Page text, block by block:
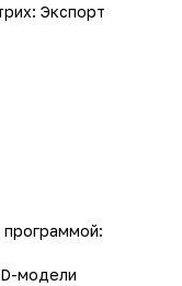
Экспорт
программой:
модели